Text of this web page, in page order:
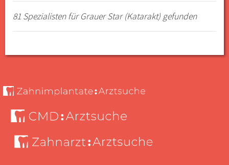
81 Spezialisten für Grauer Star (Katarakt) gefunden